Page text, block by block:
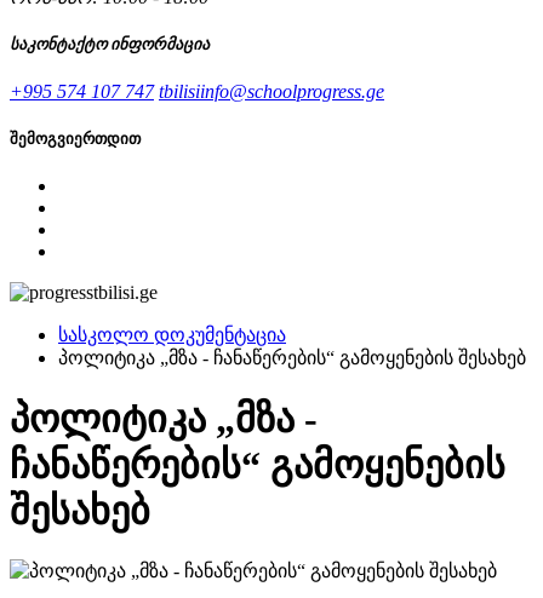
საკონტაქტო ინფორმაცია
+995 574 107 747 tbilisiinfo@schoolprogress.ge
შემოგვიერთდით
სასკოლო დოკუმენტაცია
პოლიტიკა „მზა - ჩანაწერების“ გამოყენების შესახებ
პოლიტიკა „მზა -
ჩანაწერების“ გამოყენების
შესახებ